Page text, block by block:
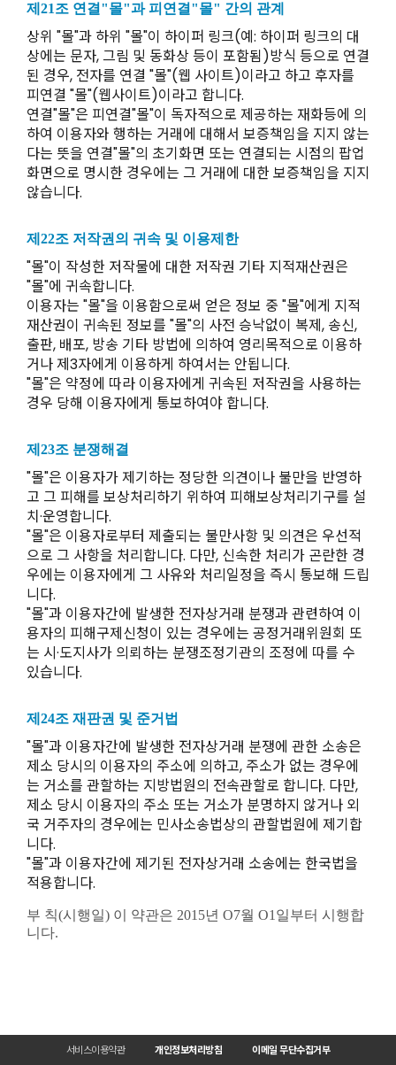
제21조 연결"몰"과 피연결"몰" 간의 관계
상위 "몰"과 하위 "몰"이 하이퍼 링크(예: 하이퍼 링크의 대
상에는 문자, 그림 및 동화상 등이 포함됨)방식 등으로 연결
된 경우, 전자를 연결 "몰"(웹 사이트)이라고 하고 후자를
피연결 "몰"(웹사이트)이라고 합니다.
연결"몰"은 피연결"몰"이 독자적으로 제공하는 재화등에 의
하여 이용자와 행하는 거래에 대해서 보증책임을 지지 않는
다는 뜻을 연결"몰"의 초기화면 또는 연결되는 시점의 팝업
화면으로 명시한 경우에는 그 거래에 대한 보증책임을 지지
않습니다.
제22조 저작권의 귀속 및 이용제한
"몰"이 작성한 저작물에 대한 저작권 기타 지적재산권은
"몰"에 귀속합니다.
이용자는 "몰"을 이용함으로써 얻은 정보 중 "몰"에게 지적
재산권이 귀속된 정보를 "몰"의 사전 승낙없이 복제, 송신,
출판, 배포, 방송 기타 방법에 의하여 영리목적으로 이용하
거나 제3자에게 이용하게 하여서는 안됩니다.
"몰"은 약정에 따라 이용자에게 귀속된 저작권을 사용하는
경우 당해 이용자에게 통보하여야 합니다.
제23조 분쟁해결
"몰"은 이용자가 제기하는 정당한 의견이나 불만을 반영하
고 그 피해를 보상처리하기 위하여 피해보상처리기구를 설
치·운영합니다.
"몰"은 이용자로부터 제출되는 불만사항 및 의견은 우선적
으로 그 사항을 처리합니다. 다만, 신속한 처리가 곤란한 경
우에는 이용자에게 그 사유와 처리일정을 즉시 통보해 드립
니다.
"몰"과 이용자간에 발생한 전자상거래 분쟁과 관련하여 이
용자의 피해구제신청이 있는 경우에는 공정거래위원회 또
는 시·도지사가 의뢰하는 분쟁조정기관의 조정에 따를 수
있습니다.
제24조 재판권 및 준거법
"몰"과 이용자간에 발생한 전자상거래 분쟁에 관한 소송은
제소 당시의 이용자의 주소에 의하고, 주소가 없는 경우에
는 거소를 관할하는 지방법원의 전속관할로 합니다. 다만,
제소 당시 이용자의 주소 또는 거소가 분명하지 않거나 외
국 거주자의 경우에는 민사소송법상의 관할법원에 제기합
니다.
"몰"과 이용자간에 제기된 전자상거래 소송에는 한국법을
적용합니다.
부 칙(시행일) 이 약관은 2015년 O7월 O1일부터 시행합
니다.
서비스이용약관 개인정보처리방침 이메일 무단수집거부